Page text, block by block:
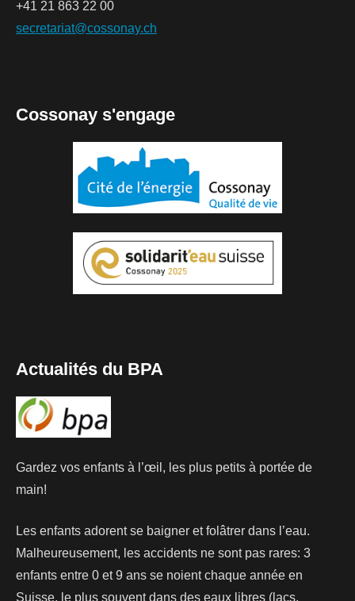
+41 21 863 22 00
secretariat@cossonay.ch
Cossonay s'engage
Actualités du BPA
Gardez vos enfants à l’œil, les plus petits à portée de
main!
Les enfants adorent se baigner et folâtrer dans l’eau.
Malheureusement, les accidents ne sont pas rares: 3
enfants entre 0 et 9 ans se noient chaque année en
Suisse, le plus souvent dans des eaux libres (lacs,